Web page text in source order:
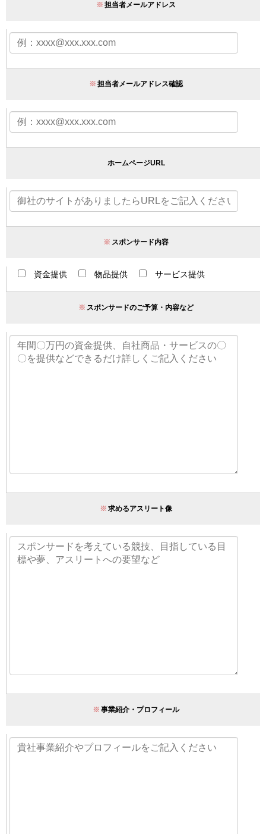
※ 担当者メールアドレス
※ 担当者メールアドレス確認
ホームページURL
※ スポンサード内容
資金提供 物品提供 サービス提供
※ スポンサードのご予算・内容など
※ 求めるアスリート像
※ 事業紹介・プロフィール